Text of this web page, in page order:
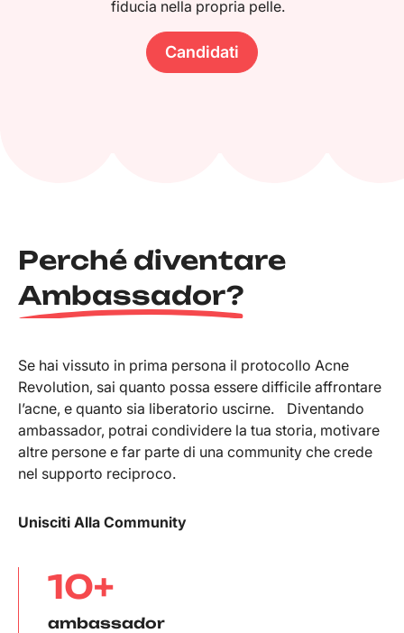
fiducia nella propria pelle.
Candidati
Perché diventare
Ambassador?
Se hai vissuto in prima persona il protocollo Acne
Revolution, sai quanto possa essere difficile affrontare
l’acne, e quanto sia liberatorio uscirne. Diventando
ambassador, potrai condividere la tua storia, motivare
altre persone e far parte di una community che crede
nel supporto reciproco.
Unisciti Alla Community
10+
ambassador